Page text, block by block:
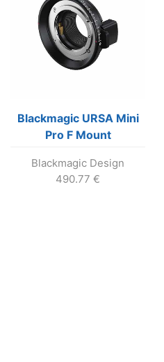
Blackmagic URSA Mini
Pro F Mount
Blackmagic Design
490.77 €